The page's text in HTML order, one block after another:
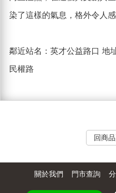
染了這樣的氣息，格外令人感
鄰近站名：英才公益路口 地
民權路
回商
關於我們 門市查詢